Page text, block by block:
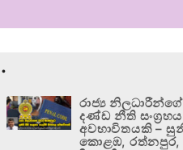
.
රාජ්‍ය
දණ්ඩ නීති
අවභාවිතයකි –
කොළඹ, රත්නපුර,